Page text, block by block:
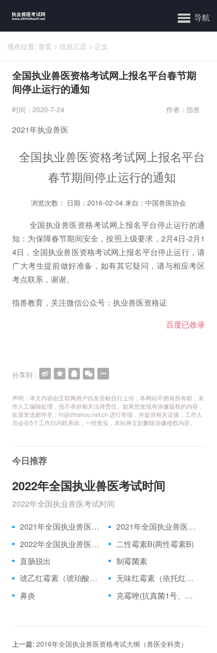
导航
现在位置: 首页 > 信息汇总 > 正文
全国执业兽医资格考试网上报名平台春节期
间停止运行的通知
时间：2020-7-24 作者：指兽
2021年执业兽医
全国执业兽医资格考试网上报名平台
春节期间停止运行的通知
浏览次数： 日期：2016-02-04 来自：中国兽医协会
全国执业兽医资格考试网上报名平台停止运行的通
知：为保障春节期间安全，按照上级要求，2月4日-2月1
4日，全国执业兽医资格考试网上报名平台停止运行，请
广大考生提前做好准备，如有其它疑问，请与相应考区
考点联系，谢谢。
指兽教育，关注微信公众号：执业兽医资格证
百度已收录
分享到：
声明：本文内容由互联网用户自发贡献自行上传，本网站不拥有所有权，未
作人工编辑处理，也不承担相关法律责任。如果您发现有涉嫌版权的内容，
欢迎发送邮件至：hr@zhishou.net.cn 进行举报，并提供相关证据，工作人
员会在5个工作日内联系你，一经查实，本站将立刻删除涉嫌侵权内容。
今日推荐
2022年全国执业兽医考试时间
2022年全国执业兽医考试时间
2021年全国执业兽医资格考试成绩公布时间、合格分数线
2021年全国执业兽医资格考试真题
2022年全国执业兽医考试时间
二性霉素B(两性霉素B)
直肠脱出
制霉菌素
琥乙红霉素（琥珀酸红霉素、乙琥红霉素）
无味红霉素（依托红霉素）
鼻炎
克霉唑(抗真菌1号、三苯甲咪唑)
上一篇: 2016年全国执业兽医资格考试大纲（兽医全科类）